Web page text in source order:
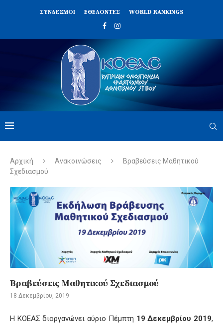
ΣΥΝΔΈΣΜΟΙ ΕΘΕΛΟΝΤΈΣ WORLD RANKINGS
Αρχική Ανακοινώσεις
Βραβεύσεις Μαθητικού
Σχεδιασμού
Βραβεύσεις Μαθητικού Σχεδιασμού
18 Δεκεμβρίου, 2019
Η ΚΟΕΑΣ διοργανώνει αύριο Πέμπτη 19 Δεκεμβρίου 2019,